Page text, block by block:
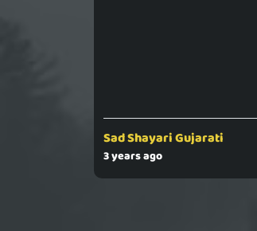
Sad Shayari Gujarati
3 years ago